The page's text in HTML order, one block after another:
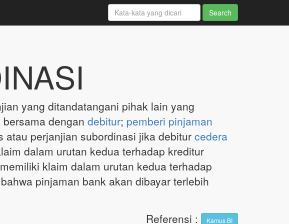
yang ditandatangani pihak lain yang
dengan debitur; pemberi pinjaman
perjanjian subordinasi jika debitur cedera
dalam urutan kedua terhadap kreditur
klaim dalam urutan kedua terhadap
pinjaman bank akan dibayar terlebih
Referensi : Kamus BI